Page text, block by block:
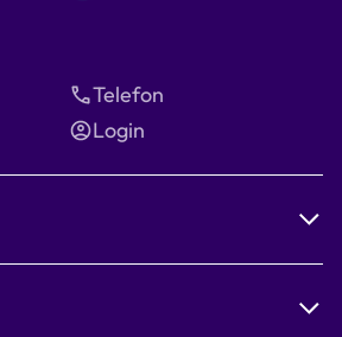
Telefon
Login